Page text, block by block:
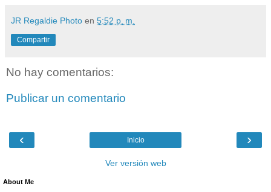
JR Regaldie Photo en 5:52 p. m.
Compartir
No hay comentarios:
Publicar un comentario
‹ ›
Inicio
Ver versión web
About Me